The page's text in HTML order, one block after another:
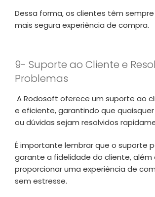
Dessa forma, os clientes têm
mais segura experiência de compra.
9- Suporte ao Cliente e
Problemas
A Rodosoft oferece um suporte ao
e eficiente, garantindo que
ou dúvidas sejam resolvidos
É importante lembrar que o suporte
garante a fidelidade do cliente, além
proporcionar uma experiência de
sem estresse.